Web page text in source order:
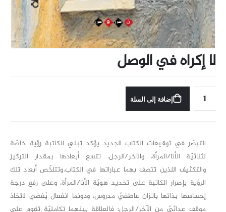
لا إكراه في الوصل
إضافة إلى السلة
التبصّر في توقيعات الكتاب الجديد يؤكد تبني الكاتبة رؤية خاصّة
لثنائيّة الأنا/المرأة، والآخر/الرجل، تتسع أبعادها بمقدار التركيز
والتكثيف اللذين تتصف بهما عباراتها في الكتاب.وتتلخّص أبعاد تلك
الرؤية بإصرار الكاتبة على تحديد هويّة الأنا/المرأة، وعلى رفع درجة
إحساسها بذاتها باتزان عاطفيّ مدروس، ودونما انفعال يُفضي لاتخاذ